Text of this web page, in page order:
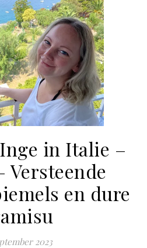
in Italie –
Versteende
en dure
2023